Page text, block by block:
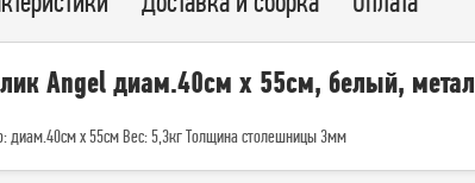
Angel диам.40см x 55см, белый,
диам.40см x 55см Вес: 5,3кг Толщина столешницы 3мм